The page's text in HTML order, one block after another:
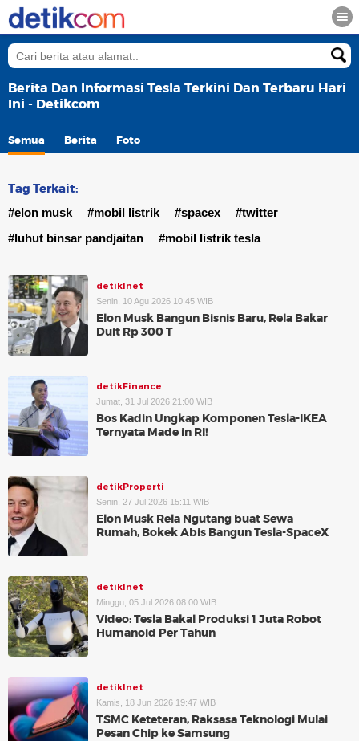
Berita Dan Informasi Tesla Terkini Dan Terbaru Hari
Ini - Detikcom
Semua Berita Foto
Tag Terkait:
#elon musk #mobil listrik #spacex
#twitter
#luhut binsar pandjaitan
#mobil listrik tesla
detikInet
Senin, 10 Agu 2026 10:45 WIB
Elon Musk Bangun Bisnis Baru, Rela Bakar
Duit Rp 300 T
detikFinance
Jumat, 31 Jul 2026 21:00 WIB
Bos Kadin Ungkap Komponen Tesla-IKEA
Ternyata Made in RI!
detikProperti
Senin, 27 Jul 2026 15:11 WIB
Elon Musk Rela Ngutang buat Sewa
Rumah, Bokek Abis Bangun Tesla-SpaceX
detikInet
Minggu, 05 Jul 2026 08:00 WIB
Video: Tesla Bakal Produksi 1 Juta Robot
Humanoid Per Tahun
detikInet
Kamis, 18 Jun 2026 19:47 WIB
TSMC Keteteran, Raksasa Teknologi Mulai
Pesan Chip ke Samsung